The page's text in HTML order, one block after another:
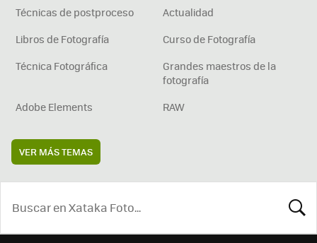
Técnicas de postproceso
Actualidad
Libros de Fotografía
Curso de Fotografía
Técnica Fotográfica
Grandes maestros de la
fotografía
Adobe Elements
RAW
VER MÁS TEMAS